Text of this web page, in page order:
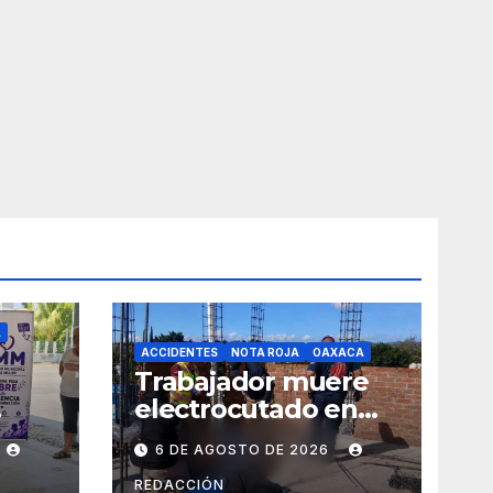
ACCIDENTES NOTA ROJA OAXACA
Trabajador muere
electrocutado en
obra de Soledad
Etla; dos jóvenes
6 DE AGOSTO DE 2026
REDACCIÓN